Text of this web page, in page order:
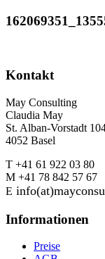
Kontakt
May Consulting
Claudia May
St. Alban-Vorstadt
4052 Basel
T +41 61 922 03 80
M +41 78 842 57 67
E
Informationen
Preise